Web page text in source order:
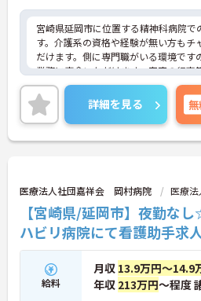
宮崎県延岡市に位置する精神科病院で
す。介護系の資格や経験が無い方もチ
だけます。側に専門職がいる環境です
業務に専念いただけます。家庭の行事
にも対応いただけて、家庭や子育てと
解のある職場です。ご興味のある方に
ポイントなど、さらに詳細をお話しい
お気軽にご相談ください！
詳細を見る
医療法人社団嘉祥会 岡村病院 医療
【宮崎県/延岡市】夜勤な
ハビリ病院にて看護助手求
給料
月収 13.9万円～14.9
年収 213万円～程度